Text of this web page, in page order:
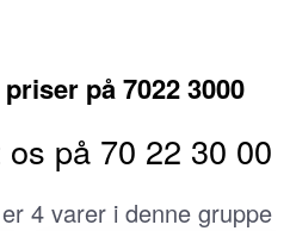
på 7022 3000
på 70 22 30 00
4 varer i denne gruppe